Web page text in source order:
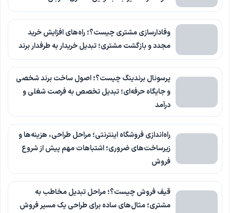
وفادارسازی مشتری چیست؟؛ راه‌های افزایش خرید
مجدد و بازگشت مشتری؛ تبدیل خریدار به طرفدار برند
پرسونال برندینگ چیست؟؛ اصول ساخت برند شخصی
و جایگاه حرفه‌ای؛ تبدیل تخصص به فرصت شغلی و
درآمد
راه‌اندازی فروشگاه اینترنتی؛ مراحل طراحی، هزینه‌ها و
زیرساخت‌های ضروری؛ اشتباهات مهم پیش از شروع
فروش
قیف فروش چیست؟؛ مراحل تبدیل مخاطب به
مشتری؛ مثال‌های ساده برای طراحی یک مسیر فروش